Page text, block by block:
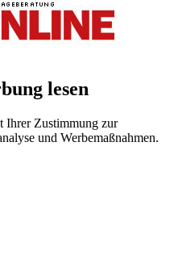
lesen
Ihrer Zustimmung zur
und Werbemaßnahmen.